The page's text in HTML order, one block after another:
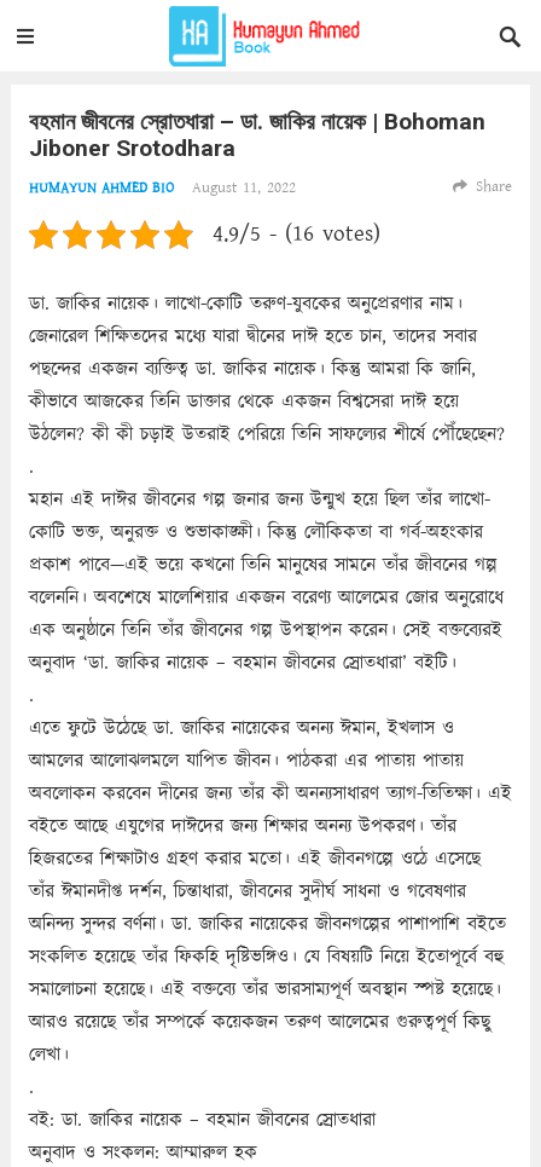
বহমান জীবনের স্রোতধারা – ডা. জাকির নায়েক | Bohoman
Jiboner Srotodhara
HUMAYUN AHMED BIO August 11, 2022 Share
4.9/5 - (16 votes)
ডা. জাকির নায়েক। লাখো-কোটি তরুণ-যুবকের অনুপ্রেরণার নাম।
জেনারেল শিক্ষিতদের মধ্যে যারা দ্বীনের দাঈ হতে চান, তাদের সবার
পছন্দের একজন ব্যক্তিত্ব ডা. জাকির নায়েক। কিন্তু আমরা কি জানি,
কীভাবে আজকের তিনি ডাক্তার থেকে একজন বিশ্বসেরা দাঈ হয়ে
উঠলেন? কী কী চড়াই উতরাই পেরিয়ে তিনি সাফল্যের শীর্ষে পৌঁছেছেন?
.
মহান এই দাঈর জীবনের গল্প জনার জন্য উন্মুখ হয়ে ছিল তাঁর লাখো-
কোটি ভক্ত, অনুরক্ত ও শুভাকাঙ্ক্ষী। কিন্তু লৌকিকতা বা গর্ব-অহংকার
প্রকাশ পাবে—এই ভয়ে কখনো তিনি মানুষের সামনে তাঁর জীবনের গল্প
বলেননি। অবশেষে মালেশিয়ার একজন বরেণ্য আলেমের জোর অনুরোধে
এক অনুষ্ঠানে তিনি তাঁর জীবনের গল্প উপস্থাপন করেন। সেই বক্তব্যেরই
অনুবাদ ‘ডা. জাকির নায়েক – বহমান জীবনের স্রোতধারা’ বইটি।
.
এতে ফুটে উঠেছে ডা. জাকির নায়েকের অনন্য ঈমান, ইখলাস ও
আমলের আলোঝলমলে যাপিত জীবন। পাঠকরা এর পাতায় পাতায়
অবলোকন করবেন দীনের জন্য তাঁর কী অনন্যসাধারণ ত্যাগ-তিতিক্ষা। এই
বইতে আছে এযুগের দাঈদের জন্য শিক্ষার অনন্য উপকরণ। তাঁর
হিজরতের শিক্ষাটাও গ্রহণ করার মতো। এই জীবনগল্পে ওঠে এসেছে
তাঁর ঈমানদীপ্ত দর্শন, চিন্তাধারা, জীবনের সুদীর্ঘ সাধনা ও গবেষণার
অনিন্দ্য সুন্দর বর্ণনা। ডা. জাকির নায়েকের জীবনগল্পের পাশাপাশি বইতে
সংকলিত হয়েছে তাঁর ফিকহি দৃষ্টিভঙ্গিও। যে বিষয়টি নিয়ে ইতোপূর্বে বহু
সমালোচনা হয়েছে। এই বক্তব্যে তাঁর ভারসাম্যপূর্ণ অবস্থান স্পষ্ট হয়েছে।
আরও রয়েছে তাঁর সম্পর্কে কয়েকজন তরুণ আলেমের গুরুত্বপূর্ণ কিছু
লেখা।
.
বই: ডা. জাকির নায়েক – বহমান জীবনের স্রোতধারা
অনুবাদ ও সংকলন: আম্মারুল হক